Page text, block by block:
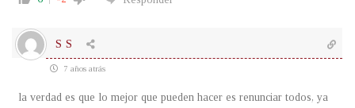
S S
7 años atrás
la verdad es que lo mejor que pueden hacer es renunciar todos, ya